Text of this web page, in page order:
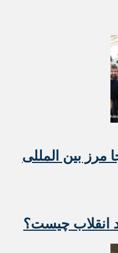
۴۰۵ و اینجا مرز بین المللی
انقلاب چیست؟